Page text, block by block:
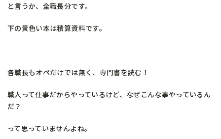
と言うか、全職長分です。
下の黄色い本は積算資料です。
各職長もオペだけでは無く、専門書を読む！
職人って仕事だからやっているけど、なぜこんな事やっているん
だ？
って思っていませんよね。